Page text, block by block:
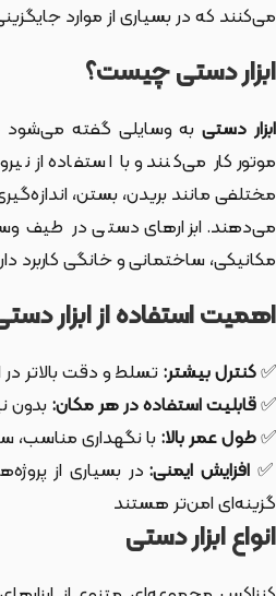
می‌کنند که در بسیاری از موارد
ابزار دستی چیست؟
ابزار دستیبه وسایلی گفته می‌شود
موتور کار می‌کنند و با استفاده
مختلفی مانند بریدن، بستن،
می‌دهند. ابزارهای دستی در طیف
مکانیکی، ساختمانی و خانگی کاربرد
اهمیت استفاده از ابزار
✅کنترل بیشتر: تسلط و دقت بالاتر
✅قابلیت استفاده در هر مکان: بدون
✅طول عمر بالا: با نگهداری مناسب،
✅ افزایش ایمنی: در بسیاری از
گزینه‌ای امن‌تر هستند
انواع ابزار دستی